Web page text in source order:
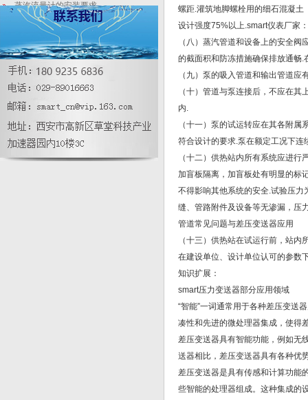
蒸汽流量计的安装要求
【数显投入式液位变送器】油轮复杂
工况智能仪表生产企业生存为何如此难？
双法兰差压变送器装置用于测量液氨
液位的的优化与改进
仪表厂家:油田排污反肖化污水排污自
动化控制与管理
计接触的?
螺距.灌筑地脚螺栓用的细石混凝
设计强度75%以上.smart仪表厂家
（八）蒸汽管道和设备上的安全
的截面积和防冻措施确保排放通畅
（九）泵的吸入管道和输出管道
（十）管道与泵连接后，不应在
内.
（十一）泵的试运转应在其各附
符合设计的要求.泵在额定工况下连
（十二）供热站内所有系统应进
加盲板隔离，加盲板处有明显的标
不得影响其他系统的安全.试验压
缝、管路附件及设备等无渗漏，压
管道常见问题与差压变送器应用
（十三）供热站在试运行前，站
在建设单位、设计单位认可的参数
知识扩展：
smart压力变送器部分应用领域
“智能”一词通常用于各种差压变送
凑性和先进的微处理器集成，使得
差压变送器具有智能功能，例如无
送器相比，差压变送器具有各种优
差压变送器是具有传感和计算功能
些智能的处理器组成。这种集成的